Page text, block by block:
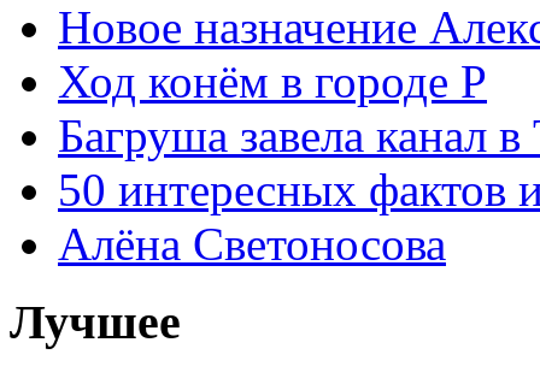
Новое назначение
Ход конём в городе Р
Багруша завела канал в
50 интересных фактов
Алёна Светоносова
Лучшее